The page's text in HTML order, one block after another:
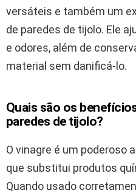
versáteis e também um
de paredes de tijolo. Ele
e odores, além de
material sem danificá-lo.
Quais são os
paredes de tijolo?
O vinagre é um poderoso
que substitui produtos
Quando usado